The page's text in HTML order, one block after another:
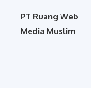
PT Ruang Web
Media Muslim